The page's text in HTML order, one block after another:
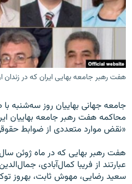
به ما بپیوندید
زبان‌های دیگر
هفت رهبر جامعه بهایی ایران که در زندان
جامعه جهانی بهاییان روز سه‌شنبه با
محاکمه هفت رهبر جامعه بهاییان
«نقض موارد متعددی از ضوابط
عبارتند از فريبا کمال‌آبادی،
سعيد رضايی، مهوش ثابت، بهروز